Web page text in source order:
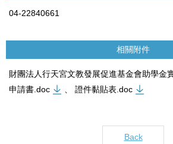
04-22840661
相關附件
財團法人行天宮文教發展促進基金會助學金
申請書.doc
證件黏貼表.doc
Back